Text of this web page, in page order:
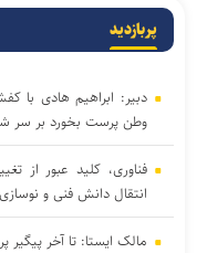
پربازدید
دبیر: ابراهیم هادی با
وطن پرست بخورد بر سر
فناوری، کلید عبور از
انتقال دانش فنی و
مالک ایستا: تا آخر